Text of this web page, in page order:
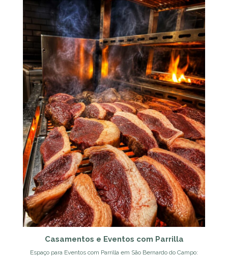
Casamentos e Eventos com Parrilla
Espaço para Eventos com Parrilla em São Bernardo do Campo: